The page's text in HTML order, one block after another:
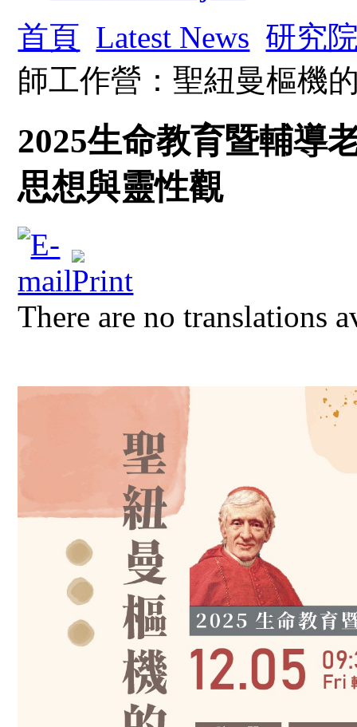
首頁 Latest News 研究
師工作營：聖紐曼樞機
2025生命教育暨輔導
思想與靈性觀
There are no translations